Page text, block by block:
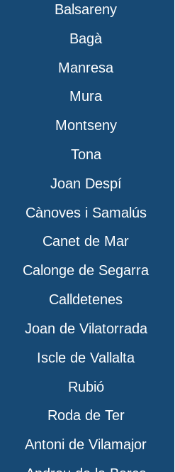
Balsareny
Bagà
Manresa
Mura
Montseny
Tona
Joan Despí
Cànoves i Samalús
Canet de Mar
Calonge de Segarra
Calldetenes
Joan de Vilatorrada
Iscle de Vallalta
Rubió
Roda de Ter
Antoni de Vilamajor